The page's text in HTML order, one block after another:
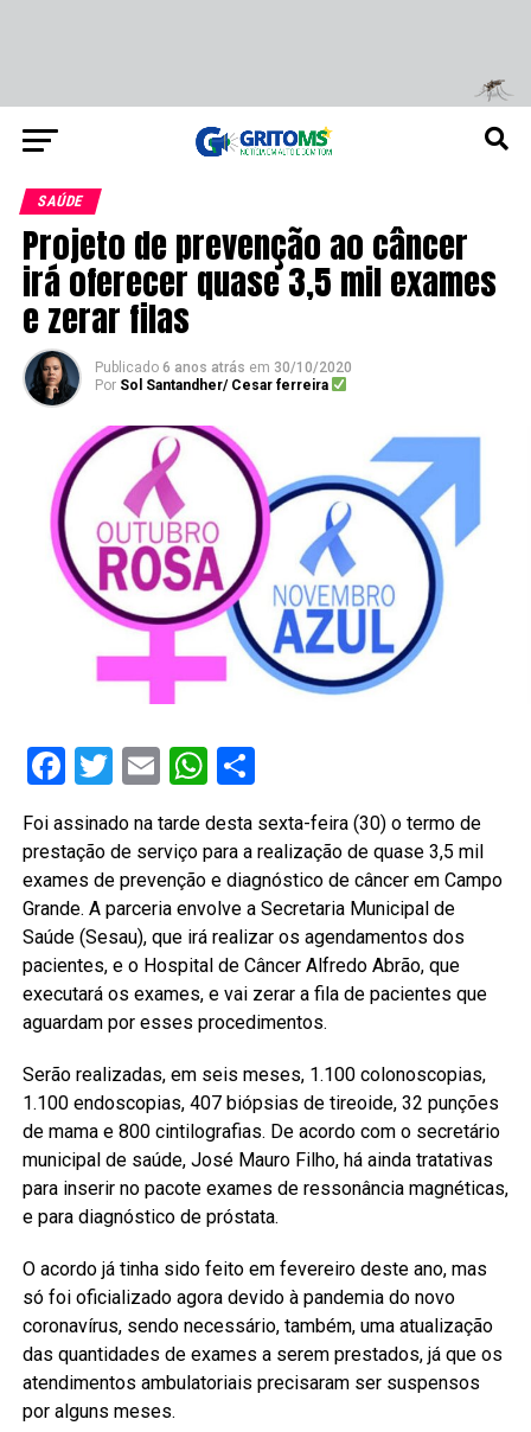
SAÚDE
Projeto de prevenção ao câncer
irá oferecer quase 3,5 mil exames
e zerar filas
Publicado 6 anos atrás em 30/10/2020
Por Sol Santandher/ Cesar ferreira
Facebook
Twitter
EmailWhatsApp
Foi assinado na tarde desta sexta-feira (30) o termo de
prestação de serviço para a realização de quase 3,5 mil
exames de prevenção e diagnóstico de câncer em Campo
Grande. A parceria envolve a Secretaria Municipal de
Saúde (Sesau), que irá realizar os agendamentos dos
pacientes, e o Hospital de Câncer Alfredo Abrão, que
executará os exames, e vai zerar a fila de pacientes que
aguardam por esses procedimentos.
Serão realizadas, em seis meses, 1.100 colonoscopias,
1.100 endoscopias, 407 biópsias de tireoide, 32 punções
de mama e 800 cintilografias. De acordo com o secretário
municipal de saúde, José Mauro Filho, há ainda tratativas
para inserir no pacote exames de ressonância magnéticas,
e para diagnóstico de próstata.
O acordo já tinha sido feito em fevereiro deste ano, mas
só foi oficializado agora devido à pandemia do novo
coronavírus, sendo necessário, também, uma atualização
das quantidades de exames a serem prestados, já que os
atendimentos ambulatoriais precisaram ser suspensos
por alguns meses.